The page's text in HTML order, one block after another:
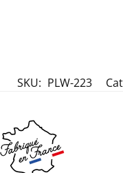
SKU: PLW-223